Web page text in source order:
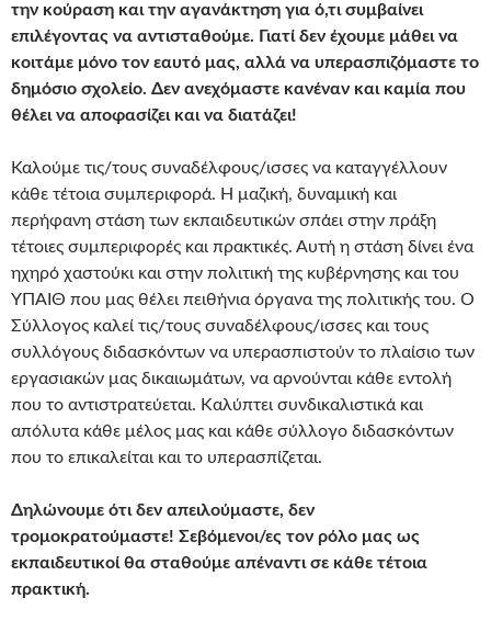
την κούραση και την αγανάκτηση για ό,τι συμβαίνει
επιλέγοντας να αντισταθούμε. Γιατί δεν έχουμε μάθει να
κοιτάμε μόνο τον εαυτό μας, αλλά να υπερασπιζόμαστε το
δημόσιο σχολείο. Δεν ανεχόμαστε κανέναν και καμία που
θέλει να αποφασίζει και να διατάζει!
Καλούμε τις/τους συναδέλφους/ισσες να καταγγέλλουν
κάθε τέτοια συμπεριφορά. Η μαζική, δυναμική και
περήφανη στάση των εκπαιδευτικών σπάει στην πράξη
τέτοιες συμπεριφορές και πρακτικές. Αυτή η στάση δίνει ένα
ηχηρό χαστούκι και στην πολιτική της κυβέρνησης και του
ΥΠΑΙΘ που μας θέλει πειθήνια όργανα της πολιτικής του. Ο
Σύλλογος καλεί τις/τους συναδέλφους/ισσες και τους
συλλόγους διδασκόντων να υπερασπιστούν το πλαίσιο των
εργασιακών μας δικαιωμάτων, να αρνούνται κάθε εντολή
που το αντιστρατεύεται. Kαλύπτει συνδικαλιστικά και
απόλυτα κάθε μέλος μας και κάθε σύλλογο διδασκόντων
που το επικαλείται και το υπερασπίζεται.
Δηλώνουμε ότι δεν απειλούμαστε, δεν
τρομοκρατούμαστε! Σεβόμενοι/ες τον ρόλο μας ως
εκπαιδευτικοί θα σταθούμε απέναντι σε κάθε τέτοια
πρακτική.